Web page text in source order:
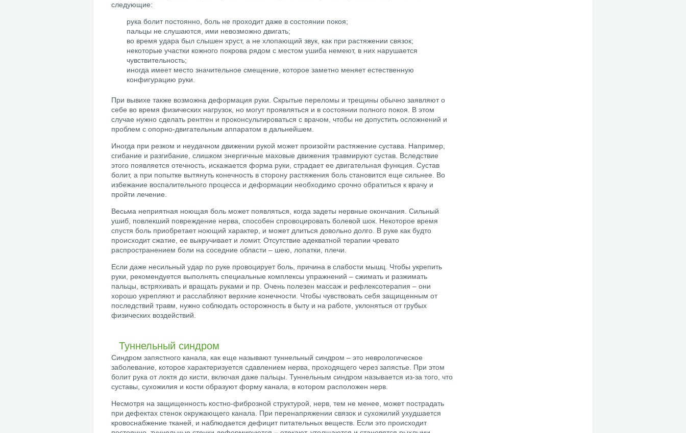
следующие:
рука болит постоянно, боль не проходит даже в состоянии покоя;
пальцы не слушаются, ими невозможно двигать;
во время удара был слышен хруст, а не хлопающий звук, как при растяжении связок;
некоторые участки кожного покрова рядом с местом ушиба немеют, в них нарушается
чувствительность;
иногда имеет место значительное смещение, которое заметно меняет естественную
конфигурацию руки.
При вывихе также возможна деформация руки. Скрытые переломы и трещины обычно заявляют о
себе во время физических нагрузок, но могут проявляться и в состоянии полного покоя. В этом
случае нужно сделать рентген и проконсультироваться с врачом, чтобы не допустить осложнений и
проблем с опорно-двигательным аппаратом в дальнейшем.
Иногда при резком и неудачном движении рукой может произойти растяжение сустава. Например,
сгибание и разгибание, слишком энергичные маховые движения травмируют сустав. Вследствие
этого появляется отечность, искажается форма руки, страдает ее двигательная функция. Сустав
болит, а при попытке вытянуть конечность в сторону растяжения боль становится еще сильнее. Во
избежание воспалительного процесса и деформации необходимо срочно обратиться к врачу и
пройти лечение.
Весьма неприятная ноющая боль может появляться, когда задеты нервные окончания. Сильный
ушиб, повлекший повреждение нерва, способен спровоцировать болевой шок. Некоторое время
спустя боль приобретает ноющий характер, и может длиться довольно долго. В руке как будто
происходит сжатие, ее выкручивает и ломит. Отсутствие адекватной терапии чревато
распространением боли на соседние области – шею, лопатки, плечи.
Если даже несильный удар по руке провоцирует боль, причина в слабости мышц. Чтобы укрепить
руки, рекомендуется выполнять специальные комплексы упражнений – сжимать и разжимать
пальцы, встряхивать и вращать руками и пр. Очень полезен массаж и рефлексотерапия – они
хорошо укрепляют и расслабляют верхние конечности. Чтобы чувствовать себя защищенным от
последствий травм, нужно соблюдать осторожность в быту и на работе, уклоняться от грубых
физических воздействий.
Туннельный синдром
Синдром запястного канала, как еще называют туннельный синдром – это неврологическое
заболевание, которое характеризуется сдавлением нерва, проходящего через запястье. При этом
болит рука от локтя до кисти, включая даже пальцы. Туннельным синдром называется из-за того, что
суставы, сухожилия и кости образуют форму канала, в котором расположен нерв.
Несмотря на защищенность костно-фиброзной структурой, нерв, тем не менее, может пострадать
при дефектах стенок окружающего канала. При перенапряжении связок и сухожилий ухудшается
кровоснабжение тканей, и наблюдается дефицит питательных веществ. Если это происходит